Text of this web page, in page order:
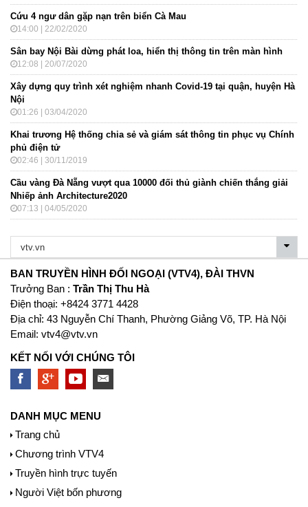
Cứu 4 ngư dân gặp nạn trên biển Cà Mau
14:00 | 22/02/2020
Sân bay Nội Bài dừng phát loa, hiển thị thông tin trên màn hình
12:08 | 20/07/2020
Xây dựng quy trình xét nghiệm nhanh Covid-19 tại quận, huyện Hà
Nội
01:26 | 03/04/2020
Khai trương Hệ thống chia sẻ và giám sát thông tin phục vụ Chính
phủ điện tử
02:46 | 30/11/2019
Cầu vàng Đà Nẵng vượt qua 10000 đối thủ giành chiến thắng giải
Nhiếp ảnh Architecture2020
07:13 | 04/05/2020
BAN TRUYỀN HÌNH ĐỐI NGOẠI (VTV4), ĐÀI THVN
Trưởng Ban : Trần Thị Thu Hà
Ðiện thoại: +8424 3771 4428
Địa chỉ: 43 Nguyễn Chí Thanh, Phường Giảng Võ, TP. Hà Nội
Email: vtv4@vtv.vn
KẾT NỐI VỚI CHÚNG TÔI
DANH MỤC MENU
Trang chủ
Chương trình VTV4
Truyền hình trực tuyến
Người Việt bốn phương